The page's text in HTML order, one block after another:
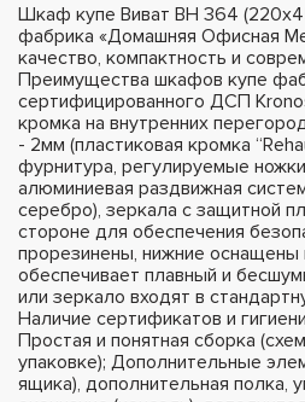
Шкаф купе Виват ВН 364
фабрика «Домашняя Офисная
качество, компактность и
Преимущества шкафов купе
сертифицированного ДСП
кромка на внутренних
- 2мм (пластиковая кромка
фурнитура, регулируемые
алюминиевая раздвижная
серебро), зеркала с защитной
стороне для обеспечения
прорезинены, нижние оснащены
обеспечивает плавный и
или зеркало входят в
Наличие сертификатов и
Простая и понятная сборка
упаковке); Дополнительные
ящика), дополнительная полка,